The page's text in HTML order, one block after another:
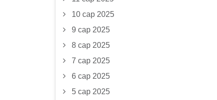
10 сар 2025
9 сар 2025
8 сар 2025
7 сар 2025
6 сар 2025
5 сар 2025